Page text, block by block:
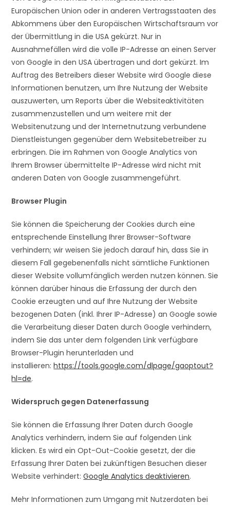
Europäischen Union oder in anderen Vertragsstaaten des
Abkommens über den Europäischen Wirtschaftsraum vor
der Übermittlung in die USA gekürzt. Nur in
Ausnahmefällen wird die volle IP-Adresse an einen Server
von Google in den USA übertragen und dort gekürzt. Im
Auftrag des Betreibers dieser Website wird Google diese
Informationen benutzen, um Ihre Nutzung der Website
auszuwerten, um Reports über die Websiteaktivitäten
zusammenzustellen und um weitere mit der
Websitenutzung und der Internetnutzung verbundene
Dienstleistungen gegenüber dem Websitebetreiber zu
erbringen. Die im Rahmen von Google Analytics von
Ihrem Browser übermittelte IP-Adresse wird nicht mit
anderen Daten von Google zusammengeführt.
Browser Plugin
Sie können die Speicherung der Cookies durch eine
entsprechende Einstellung Ihrer Browser-Software
verhindern; wir weisen Sie jedoch darauf hin, dass Sie in
diesem Fall gegebenenfalls nicht sämtliche Funktionen
dieser Website vollumfänglich werden nutzen können. Sie
können darüber hinaus die Erfassung der durch den
Cookie erzeugten und auf Ihre Nutzung der Website
bezogenen Daten (inkl. Ihrer IP-Adresse) an Google sowie
die Verarbeitung dieser Daten durch Google verhindern,
indem Sie das unter dem folgenden Link verfügbare
Browser-Plugin herunterladen und
installieren:https://tools.google.com/dlpage/gaoptout?
hl=de.
Widerspruch gegen Datenerfassung
Sie können die Erfassung Ihrer Daten durch Google
Analytics verhindern, indem Sie auf folgenden Link
klicken. Es wird ein Opt-Out-Cookie gesetzt, der die
Erfassung Ihrer Daten bei zukünftigen Besuchen dieser
Website verhindert:Google Analytics deaktivieren.
Mehr Informationen zum Umgang mit Nutzerdaten bei